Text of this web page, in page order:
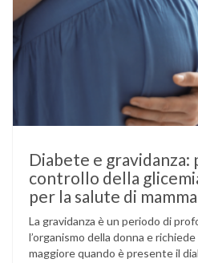
Diabete e gravidanza:
controllo della
per la salute di
La gravidanza è un periodo di
l’organismo della donna e
maggiore quando è presente il